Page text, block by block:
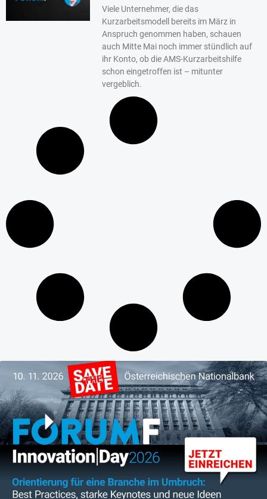
Viele Unternehmer, die das
Kurzarbeitsmodell bereits im März in
Anspruch genommen haben, schauen
auch Mitte Mai noch immer stündlich auf
ihr Konto, ob die AMS-Kurzarbeitshilfe
schon eingetroffen ist – mitunter
vergeblich.